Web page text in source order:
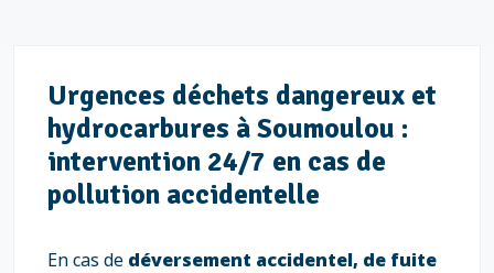
Urgences déchets dangereux et
hydrocarbures à Soumoulou :
intervention 24/7 en cas de
pollution accidentelle
En cas de déversement accidentel, de fuite